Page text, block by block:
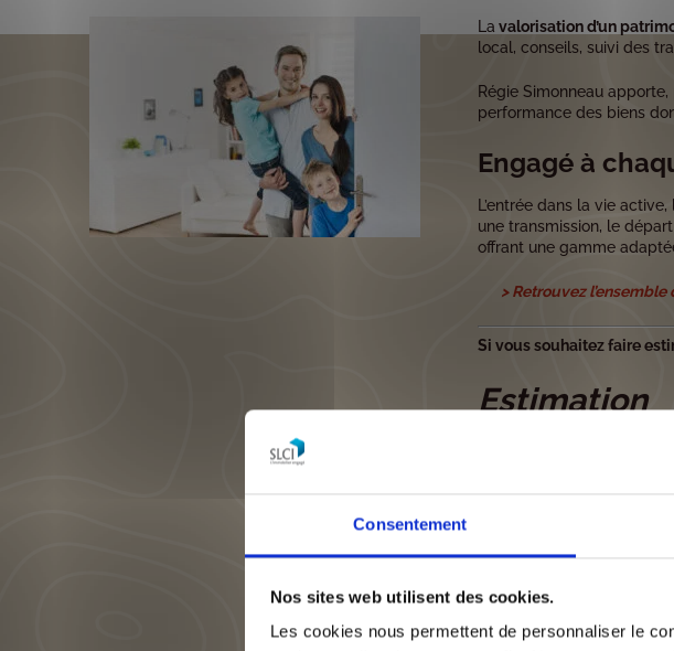
Consentement
Nos sites web utilisent des cookies.
Les cookies nous permettent de personnaliser le
La valorisation d’un
local, conseils, suivi des
Régie Simonneau
performance des biens
Engagé à
L’entrée dans la vie active,
une transmission, le
offrant une gamme
> Retrouvez l’ensemble
Si vous souhaitez faire
Estimation
Mes
Nom
Prénom